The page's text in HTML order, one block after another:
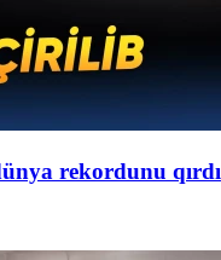
rekordunu qırdı